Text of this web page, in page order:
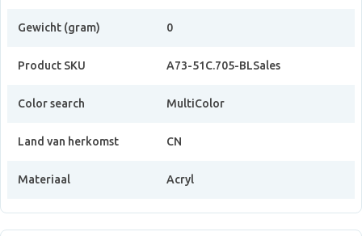
Gewicht (gram) 0
Product SKU A73-51C.705-BLSales
Color search MultiColor
Land van herkomst CN
Materiaal Acryl